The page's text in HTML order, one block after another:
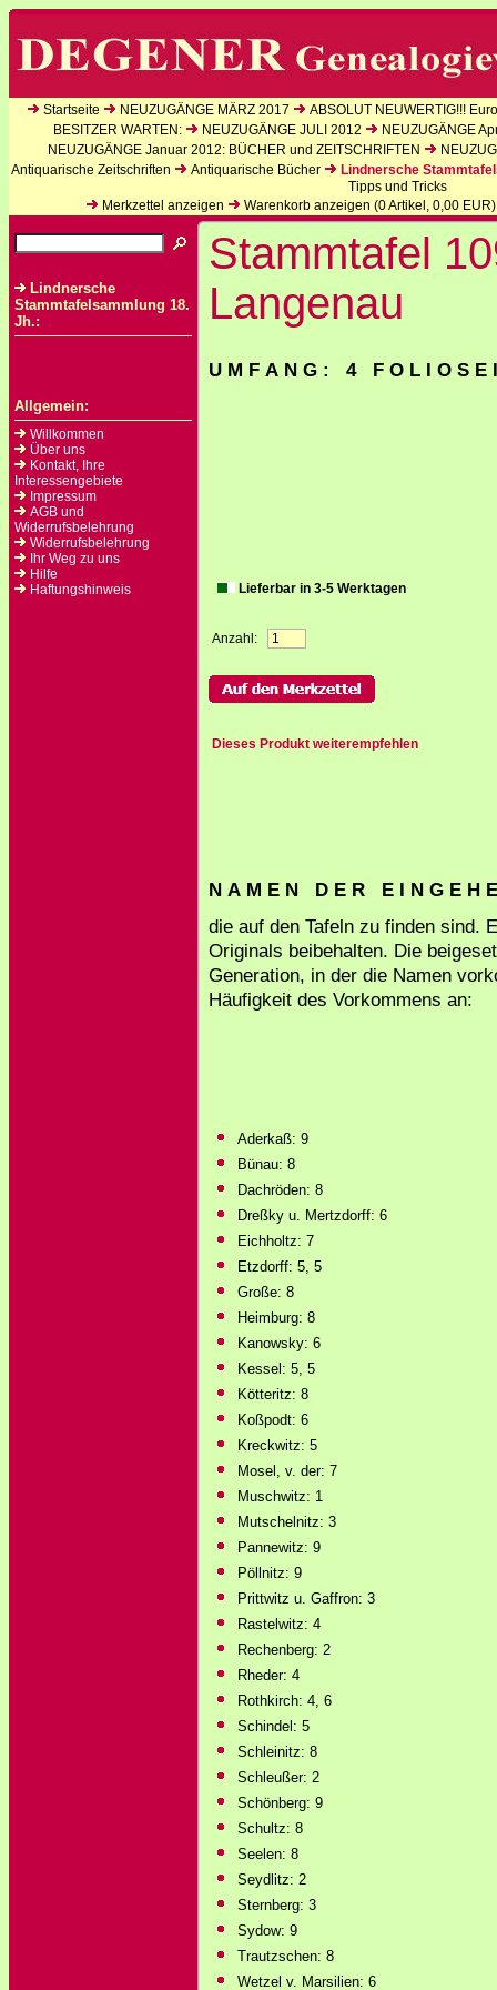
Startseite NEUZUGÄNGE MÄRZ 2017
ABSOLUT NEUWERTIG!!!
BESITZER WARTEN:
NEUZUGÄNGE JULI 2012
NEUZUGÄNGE
NEUZUGÄNGE Januar 2012: BÜCHER und ZEITSCHRIFTEN
Antiquarische Zeitschriften
Antiquarische Bücher
Lindnersche
Tipps und Tricks
Merkzettel anzeigen
Warenkorb anzeigen (0Artikel, 0,00 EUR)
Lindnersche
Stammtafelsammlung 18.
Jh.:
Allgemein:
Willkommen
Über uns
Kontakt, Ihre
Interessengebiete
Impressum
AGB und
Widerrufsbelehrung
Widerrufsbelehrung
Ihr Weg zu uns
Hilfe
Haftungshinweis
Stammtafel
Langenau
U M F A N G : 4 F O L I O S E
Lieferbar in 3-5 Werktagen
Anzahl:
Dieses Produkt weiterempfehlen
N A M E N D E R E I N G E H
die auf den Tafeln zu finden sind.
Originals beibehalten. Die
Generation, in der die Namen
Häufigkeit des Vorkommens an:
Aderkaß: 9
Bünau: 8
Dachröden: 8
Dreßky u. Mertzdorff: 6
Eichholtz: 7
Etzdorff: 5, 5
Große: 8
Heimburg: 8
Kanowsky: 6
Kessel: 5, 5
Kötteritz: 8
Koßpodt: 6
Kreckwitz: 5
Mosel, v. der: 7
Muschwitz: 1
Mutschelnitz: 3
Pannewitz: 9
Pöllnitz: 9
Prittwitz u. Gaffron: 3
Rastelwitz: 4
Rechenberg: 2
Rheder: 4
Rothkirch: 4, 6
Schindel: 5
Schleinitz: 8
Schleußer: 2
Schönberg: 9
Schultz: 8
Seelen: 8
Seydlitz: 2
Sternberg: 3
Sydow: 9
Trautzschen: 8
Wetzel v. Marsilien: 6